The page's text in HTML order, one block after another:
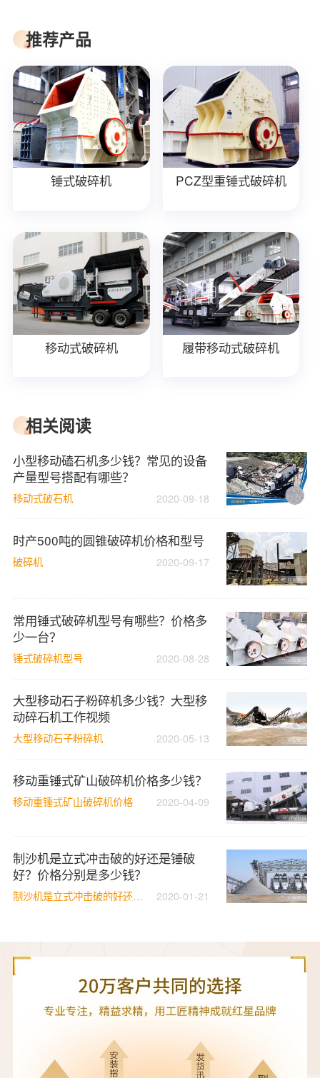
推荐产品
锤式破碎机 PCZ型重锤式破碎机
移动式破碎机 履带移动式破碎机
相关阅读
小型移动磕石机多少钱？常见的设备
产量型号搭配有哪些？
移动式破石机 2020-09-18
时产500吨的圆锥破碎机价格和型号
破碎机 2020-09-17
常用锤式破碎机型号有哪些？价格多
少一台？
锤式破碎机型号 2020-08-28
大型移动石子粉碎机多少钱？大型移
动碎石机工作视频
大型移动石子粉碎机 2020-05-13
移动重锤式矿山破碎机价格多少钱？
移动重锤式矿山破碎机价格 2020-04-09
制沙机是立式冲击破的好还是锤破
好？价格分别是多少钱？
制沙机是立式冲击破的好还是锤破好 2020-01-21